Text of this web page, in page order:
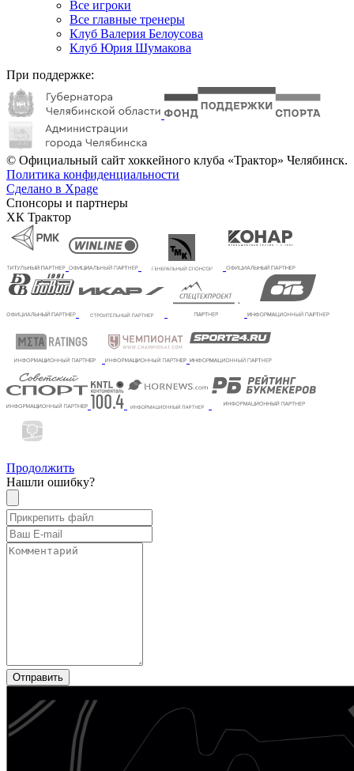
Все игроки
Все главные тренеры
Клуб Валерия Белоусова
Клуб Юрия Шумакова
При поддержке:
© Официальный сайт хоккейного клуба «Трактор» Челябинск.
Политика конфиденциальности
Сделано в Xpage
Спонсоры и партнеры
ХК Трактор
Продолжить
Нашли ошибку?